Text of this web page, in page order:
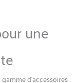
une
d’accessoires